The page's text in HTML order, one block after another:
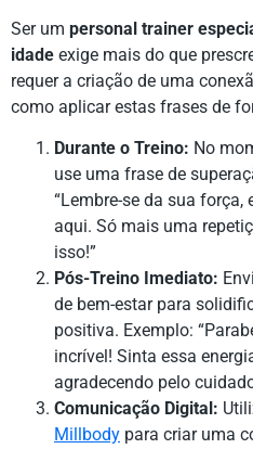
Ser um personal trainer
idade exige mais do que
requer a criação de uma
como aplicar estas frases de
Durante o Treino: No
use uma frase de
“Lembre-se da sua força,
aqui. Só mais uma
isso!”
Pós-Treino Imediato:
de bem-estar para
positiva. Exemplo:
incrível! Sinta essa
agradecendo pelo
Comunicação Digital:
Millbody para criar uma